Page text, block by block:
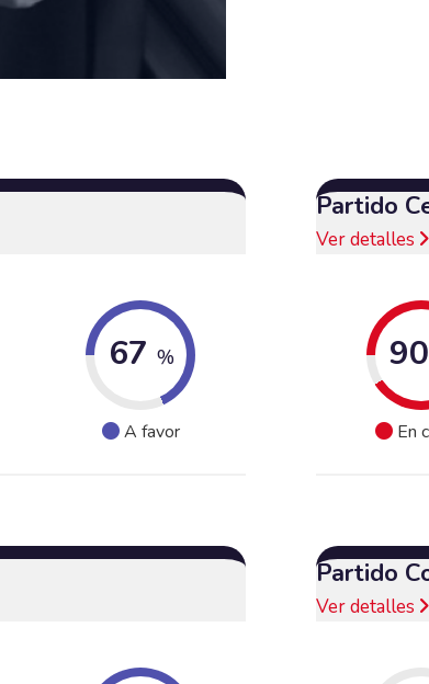
67 %
A favor
Partido
Ver detalles
90
En
Partido
Ver detalles